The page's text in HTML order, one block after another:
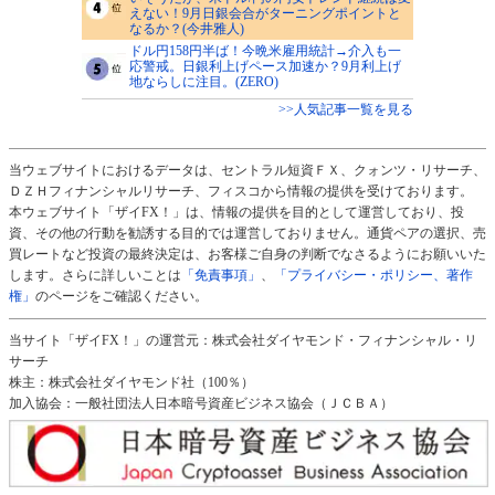
えない！9月日銀会合がターニングポイントと
なるか？(今井雅人)
ドル円158円半ば！今晩米雇用統計→介入も一
応警戒。日銀利上げペース加速か？9月利上げ
地ならしに注目。(ZERO)
>>人気記事一覧を見る
当ウェブサイトにおけるデータは、セントラル短資ＦＸ、クォンツ・リサーチ、
ＤＺＨフィナンシャルリサーチ、フィスコから情報の提供を受けております。
本ウェブサイト「ザイFX！」は、情報の提供を目的として運営しており、投
資、その他の行動を勧誘する目的では運営しておりません。通貨ペアの選択、売
買レートなど投資の最終決定は、お客様ご自身の判断でなさるようにお願いいた
します。さらに詳しいことは 「免責事項」 、
「プライバシー・ポリシー、著作
権」 のページをご確認ください。
当サイト「ザイFX！」の運営元：株式会社ダイヤモンド・フィナンシャル・リ
サーチ
株主：株式会社ダイヤモンド社（100％）
加入協会：一般社団法人日本暗号資産ビジネス協会（ＪＣＢＡ）